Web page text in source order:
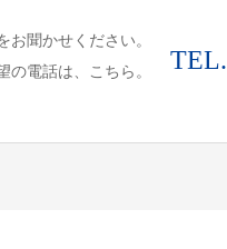
お聞かせください。
の電話は、こちら。
TEL.